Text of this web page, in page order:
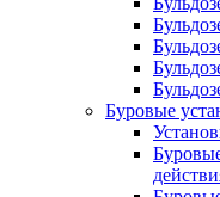
Буровые